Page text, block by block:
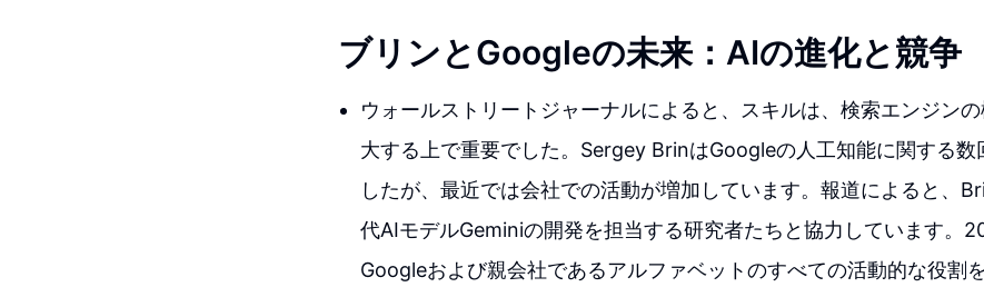
ブリンとGoogleの未来：AIの進化と競争
ウォールストリートジャーナルによると、スキルは、検索エンジン
大する上で重要でした。Sergey BrinはGoogleの人工知能に関する数
したが、最近では会社での活動が増加しています。報道によると、
代AIモデルGeminiの開発を担当する研究者たちと協力しています。
Googleおよび親会社であるアルファベットのすべての活動的な役割